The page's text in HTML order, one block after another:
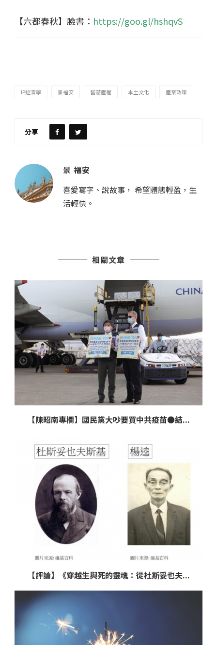
【六都春秋】臉書： https://goo.gl/hshqvS
IP經濟學 景福安 智慧產權 本土文化 產業政策
分享
景 福安
喜愛寫字、說故事， 希望體態輕盈，生
活輕快。
相關文章
【陳昭南專欄】國民黨大吵要買中共疫苗●結...
【評論】《穿越生與死的靈魂：從杜斯妥也夫...